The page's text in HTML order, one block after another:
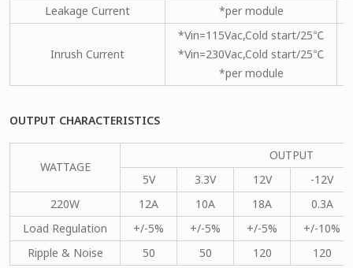
Leakage Current
*per module
Inrush Current
*Vin=115Vac,Cold start/25℃
*Vin=230Vac,Cold start/25℃
*per module
OUTPUT CHARACTERISTICS
WATTAGE
OUTPUT
5V
3.3V 12V
-12V
220W
12A 10A 18A
0.3A
Load Regulation
+/-5% +/-5% +/-5%
+/-10%
Ripple & Noise
50 50 120 120